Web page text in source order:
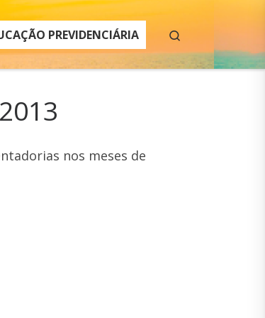
PREVIDENCIÁRIA
nos meses de